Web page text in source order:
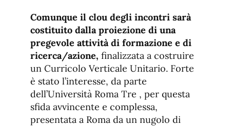
Comunque il clou degli incontri sarà
costituito dalla proiezione di una
pregevole attività di formazione e di
ricerca/azione, finalizzata a costruire
un Curricolo Verticale Unitario. Forte
è stato l’interesse, da parte
dell’Università Roma Tre , per questa
sfida avvincente e complessa,
presentata a Roma da un nugolo di